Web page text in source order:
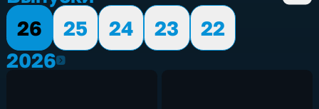
26
25 24 23
22
20262026